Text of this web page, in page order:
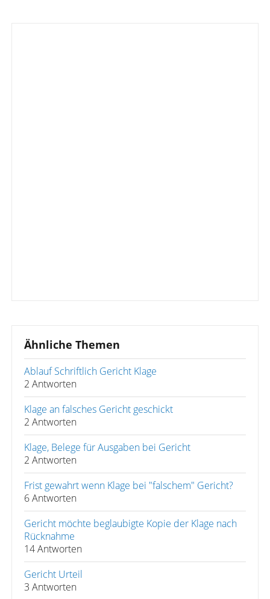
Ähnliche Themen
Ablauf Schriftlich Gericht Klage
2 Antworten
Klage an falsches Gericht geschickt
2 Antworten
Klage, Belege für Ausgaben bei Gericht
2 Antworten
Frist gewahrt wenn Klage bei "falschem" Gericht?
6 Antworten
Gericht möchte beglaubigte Kopie der Klage nach
Rücknahme
14 Antworten
Gericht Urteil
3 Antworten